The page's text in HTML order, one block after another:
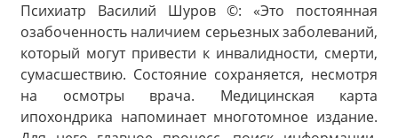
Психиатр Василий Шуров ©: «Это постоянная
озабоченность наличием серьезных заболеваний,
который могут привести к инвалидности, смерти,
сумасшествию. Состояние сохраняется, несмотря
на осмотры врача. Медицинская карта
ипохондрика напоминает многотомное издание.